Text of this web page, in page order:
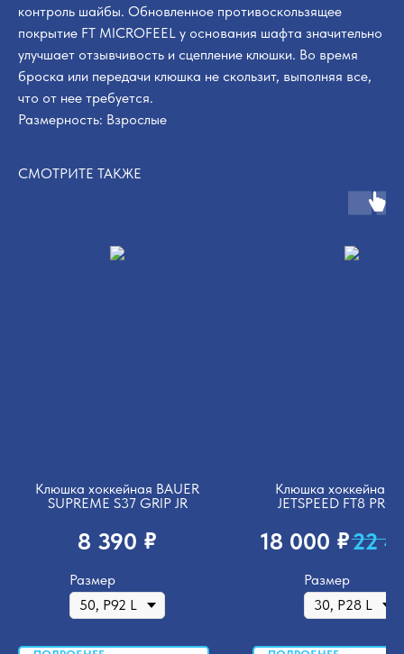
контроль шайбы. Обновленное противоскользящее
покрытие FT MICROFEEL у основания шафта значительно
улучшает отзывчивость и сцепление клюшки. Во время
броска или передачи клюшка не скользит, выполняя все,
что от нее требуется.
Размерность: Взрослые
СМОТРИТЕ ТАКЖЕ
Клюшка хоккейная BAUER
SUPREME S37 GRIP JR
8 390 ₽
Размер
Клюшка хоккейная
JETSPEED FT8 PRO
18 000 ₽22
Размер